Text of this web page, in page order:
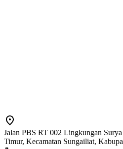
Jalan PBS RT 002 Lingkungan
Timur, Kecamatan Sungailiat,